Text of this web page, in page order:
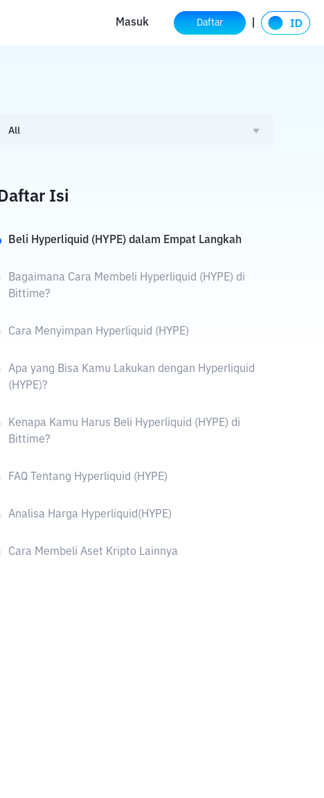
Masuk Daftar
All
Daftar Isi
Beli Hyperliquid (HYPE) dalam Empat Langkah
Bagaimana Cara Membeli Hyperliquid (HYPE) di
Bittime?
Cara Menyimpan Hyperliquid (HYPE)
Apa yang Bisa Kamu Lakukan dengan Hyperliquid
(HYPE)?
Kenapa Kamu Harus Beli Hyperliquid (HYPE) di
Bittime?
FAQ Tentang Hyperliquid (HYPE)
Analisa Harga Hyperliquid(HYPE)
Cara Membeli Aset Kripto Lainnya